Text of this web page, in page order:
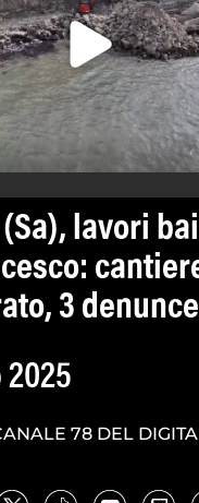
lavori
3 denunce
2025
78 DEL